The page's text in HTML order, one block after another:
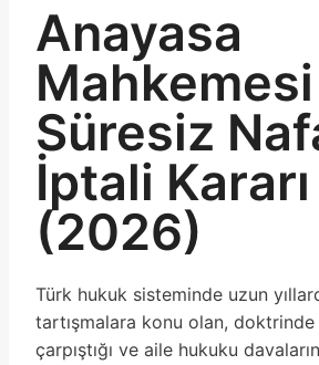
Anayasa
Mahkemesi
Süresiz
İptali Kararı
(2026)
Türk hukuk sisteminde uzun
tartışmalara konu olan,
çarpıştığı ve aile hukuku